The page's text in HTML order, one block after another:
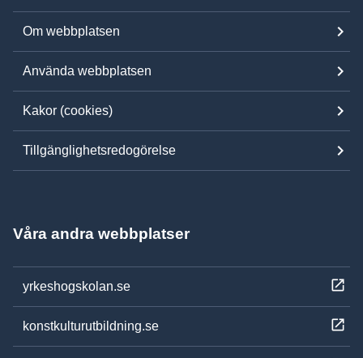
Om webbplatsen
Använda webbplatsen
Kakor (cookies)
Tillgänglighetsredogörelse
Våra andra webbplatser
yrkeshogskolan.se
konstkulturutbildning.se